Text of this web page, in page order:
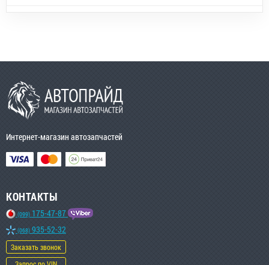
Интернет-магазин автозапчастей
КОНТАКТЫ
(099) 175-47-87
(068) 935-52-32
Заказать звонок